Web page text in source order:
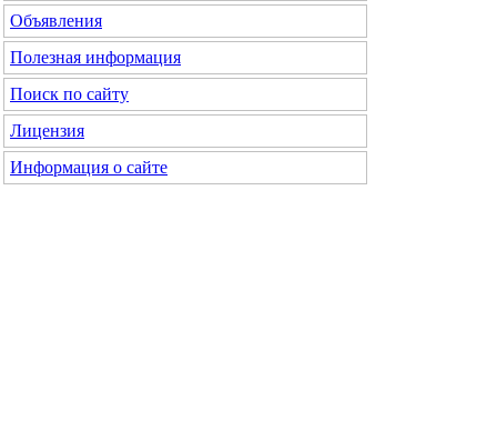
Объявления
Полезная информация
Поиск по сайту
Лицензия
Информация о сайте